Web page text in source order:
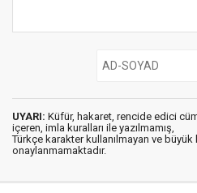
UYARI: Küfür, hakaret, rencide edici
içeren, imla kuralları ile yazılmamış,
Türkçe karakter kullanılmayan ve büyük
onaylanmamaktadır.